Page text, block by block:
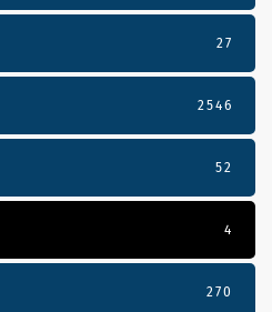
27
2546
52
4
270